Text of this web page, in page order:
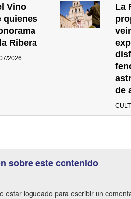
Vino
quienes
Ribera
2026
La
de
sobre este contenido
estar logueado para escribir un